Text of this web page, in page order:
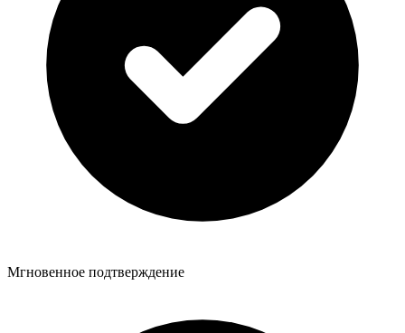
Мгновенное подтверждение